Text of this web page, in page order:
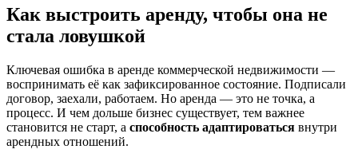
Как выстроить аренду, чтобы она не
стала ловушкой
Ключевая ошибка в аренде коммерческой недвижимости —
воспринимать её как зафиксированное состояние. Подписали
договор, заехали, работаем. Но аренда — это не точка, а
процесс. И чем дольше бизнес существует, тем важнее
становится не старт, а способность адаптироваться внутри
арендных отношений.